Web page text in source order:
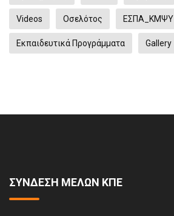
Videos Οσελότος ΕΣΠΑ_ΚΜΨΥ
Εκπαιδευτικά Προγράμματα Gallery
ΣΥΝΔΕΣΗ ΜΕΛΩΝ ΚΠΕ